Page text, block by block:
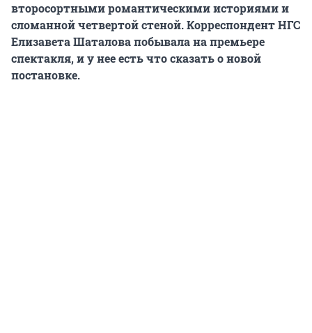
второсортными романтическими историями и
сломанной четвертой стеной. Корреспондент НГС
Елизавета Шаталова побывала на премьере
спектакля, и у нее есть что сказать о новой
постановке.